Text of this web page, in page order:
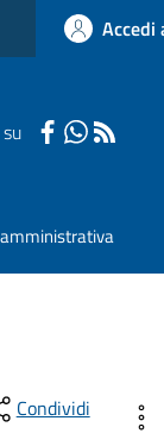
Accedi
Condividi